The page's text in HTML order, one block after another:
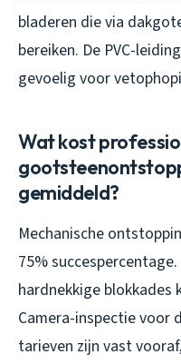
bladeren die via
bereiken. De PVC-
gevoelig voor
Wat kost
gemiddeld?
Mechanische
75%
hardnekkige blokkades
Camera-inspectie voor
tarieven zijn vast